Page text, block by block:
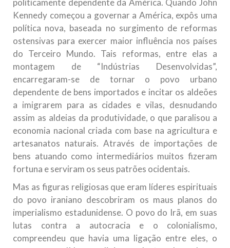
politicamente dependente da América. Quando John
Kennedy começou a governar a América, expôs uma
política nova, baseada no surgimento de reformas
ostensivas para exercer maior influência nos países
do Terceiro Mundo. Tais reformas, entre elas a
montagem de “Indústrias Desenvolvidas”,
encarregaram-se de tornar o povo urbano
dependente de bens importados e incitar os aldeões
a imigrarem para as cidades e vilas, desnudando
assim as aldeias da produtividade, o que paralisou a
economia nacional criada com base na agricultura e
artesanatos naturais. Através de importações de
bens atuando como intermediários muitos fizeram
fortuna e serviram os seus patrões ocidentais.
Mas as figuras religiosas que eram líderes espirituais
do povo iraniano descobriram os maus planos do
imperialismo estadunidense. O povo do Irã, em suas
lutas contra a autocracia e o colonialismo,
compreendeu que havia uma ligação entre eles, o